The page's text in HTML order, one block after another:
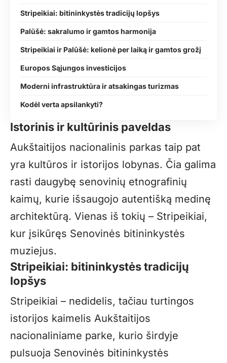
Stripeikiai: bitininkystės tradicijų lopšys
Palūšė: sakralumo ir gamtos harmonija
Stripeikiai ir Palūšė: kelionė per laiką ir gamtos grožį
Europos Sąjungos investicijos
Moderni infrastruktūra ir atsakingas turizmas
Kodėl verta apsilankyti?
Istorinis ir kultūrinis paveldas
Aukštaitijos nacionalinis parkas taip pat
yra kultūros ir istorijos lobynas. Čia galima
rasti daugybę senovinių etnografinių
kaimų, kurie išsaugojo autentišką medinę
architektūrą. Vienas iš tokių – Stripeikiai,
kur įsikūręs Senovinės bitininkystės
muziejus.
Stripeikiai: bitininkystėstradicijų
lopšys
Stripeikiai – nedidelis, tačiau turtingos
istorijos kaimelis Aukštaitijos
nacionaliniame parke, kurio širdyje
pulsuoja Senovinės bitininkystės